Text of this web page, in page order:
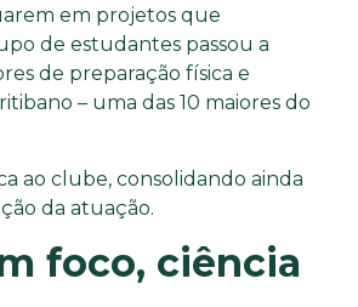
em projetos que
de estudantes passou a
de preparação física e
– uma das 10 maiores do
ao clube, consolidando ainda
da atuação.
foco, ciência